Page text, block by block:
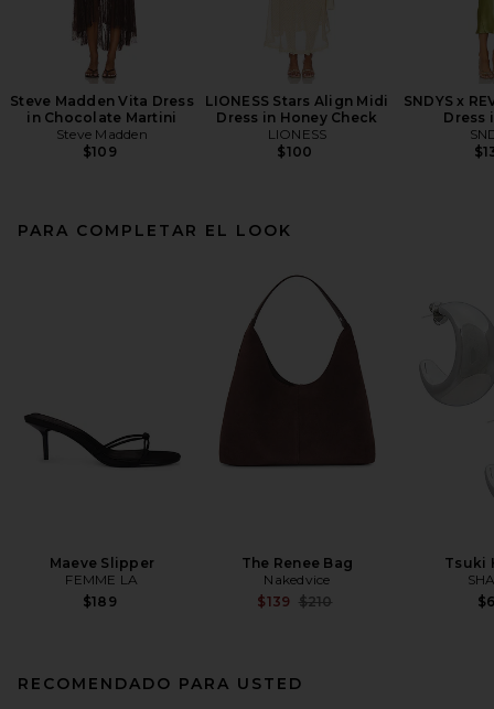
Steve Madden Vita Dress
in Chocolate Martini
Steve Madden
$109
LIONESS Stars Align Midi
Dress in Honey Check
LIONESS
$100
SNDYS x
Dress
PARA COMPLETAR EL LOOK
Maeve Slipper
FEMME LA
$189
The Renee Bag
Nakedvice
$139 Previous price:
$210
Tsuki
RECOMENDADO PARA USTED